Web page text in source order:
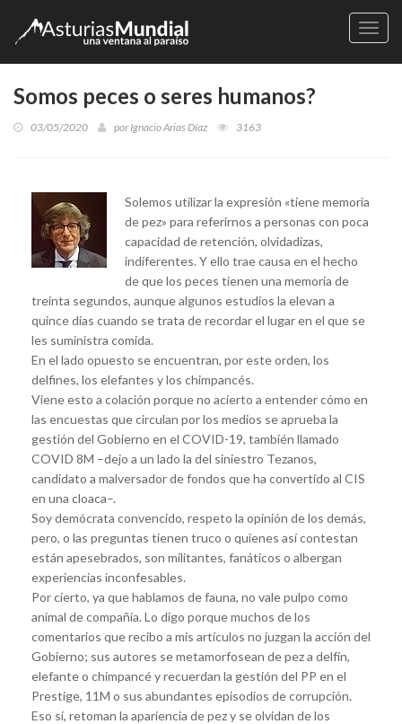
Somos peces o seres humanos?
03/05/2020 por Ignacio Arias Díaz 3163
Solemos utilizar la expresión «tiene memoria
de pez» para referirnos a personas con poca
capacidad de retención, olvidadizas,
indiferentes. Y ello trae causa en el hecho
de que los peces tienen una memoria de
treinta segundos, aunque algunos estudios la elevan a
quince días cuando se trata de recordar el lugar en el que se
les suministra comida.
En el lado opuesto se encuentran, por este orden, los
delfines, los elefantes y los chimpancés.
Viene esto a colación porque no acierto a entender cómo en
las encuestas que circulan por los medios se aprueba la
gestión del Gobierno en el COVID-19, también llamado
COVID 8M –dejo a un lado la del siniestro Tezanos,
candidato a malversador de fondos que ha convertido al CIS
en una cloaca–.
Soy demócrata convencido, respeto la opinión de los demás,
pero, o las preguntas tienen truco o quienes así contestan
están apesebrados, son militantes, fanáticos o albergan
experiencias inconfesables.
Por cierto, ya que hablamos de fauna, no vale pulpo como
animal de compañía. Lo digo porque muchos de los
comentarios que recibo a mis artículos no juzgan la acción del
Gobierno; sus autores se metamorfosean de pez a delfín,
elefante o chimpancé y recuerdan la gestión del PP en el
Prestige, 11M o sus abundantes episodios de corrupción.
Eso sí, retoman la apariencia de pez y se olvidan de los